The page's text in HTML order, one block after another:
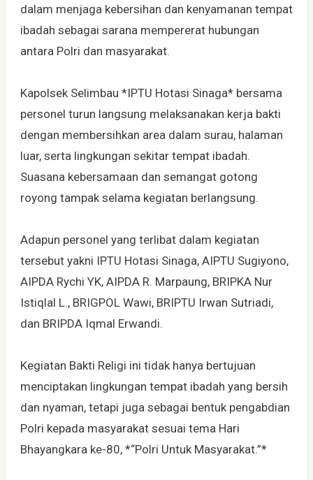
dalam menjaga kebersihan dan kenyamanan tempat
ibadah sebagai sarana mempererat hubungan
antara Polri dan masyarakat.
Kapolsek Selimbau *IPTU Hotasi Sinaga* bersama
personel turun langsung melaksanakan kerja bakti
dengan membersihkan area dalam surau, halaman
luar, serta lingkungan sekitar tempat ibadah.
Suasana kebersamaan dan semangat gotong
royong tampak selama kegiatan berlangsung.
Adapun personel yang terlibat dalam kegiatan
tersebut yakni IPTU Hotasi Sinaga, AIPTU Sugiyono,
AIPDA Rychi YK, AIPDA R. Marpaung, BRIPKA Nur
Istiqlal L., BRIGPOL Wawi, BRIPTU Irwan Sutriadi,
dan BRIPDA Iqmal Erwandi.
Kegiatan Bakti Religi ini tidak hanya bertujuan
menciptakan lingkungan tempat ibadah yang bersih
dan nyaman, tetapi juga sebagai bentuk pengabdian
Polri kepada masyarakat sesuai tema Hari
Bhayangkara ke-80, *“Polri Untuk Masyarakat.”*